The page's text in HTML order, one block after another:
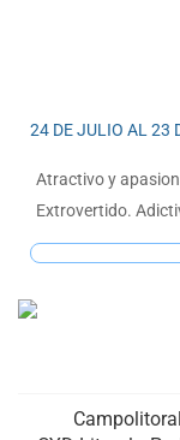
24 DE JULIO AL 23
Atractivo y
Extrovertido.
Campolitoral